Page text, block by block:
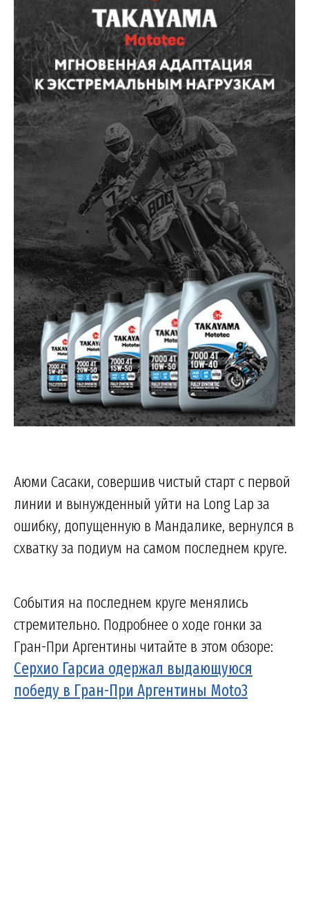
Аюми Сасаки, совершив чистый старт с первой
линии и вынужденный уйти на Long Lap за
ошибку, допущенную в Мандалике, вернулся в
схватку за подиум на самом последнем круге.
События на последнем круге менялись
стремительно. Подробнее о ходе гонки за
Гран-При Аргентины читайте в этом обзоре:
Серхио Гарсиа одержал выдающуюся
победу в Гран-При Аргентины Moto3